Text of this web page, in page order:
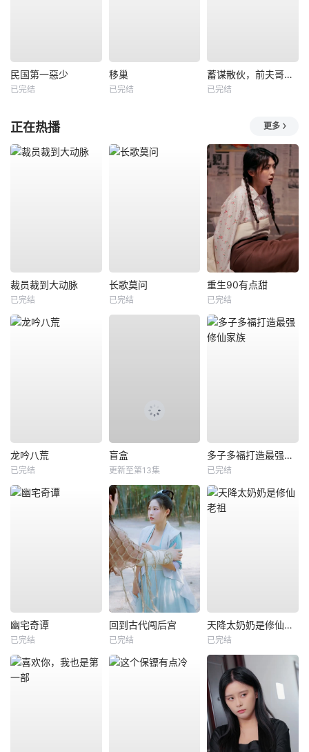
民国第一惡少
已完结
移巢
已完结
蓄谋散伙，前夫哥对我怦然心动
已完结
正在热播 更多
裁员裁到大动脉
已完结
长歌莫问
已完结
重生90有点甜
已完结
龙吟八荒
已完结
盲盒
更新至第13集
多子多福打造最强修仙家族
已完结
幽宅奇谭
已完结
回到古代闯后宫
已完结
天降太奶奶是修仙老祖
已完结